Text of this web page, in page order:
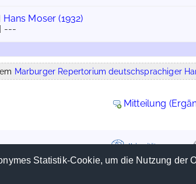
Statistik-Cookie, um die Nutzung der
Hans Moser (1932)
---
Marburger Repertorium deutschsprachiger
Mitteilung